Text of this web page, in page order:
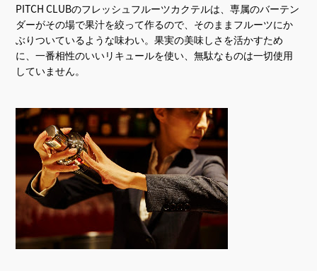
PITCH CLUBのフレッシュフルーツカクテルは、専属のバーテン
ダーがその場で果汁を絞って作るので、そのままフルーツにか
ぶりついているような味わい。果実の美味しさを活かすため
に、一番相性のいいリキュールを使い、無駄なものは一切使用
していません。